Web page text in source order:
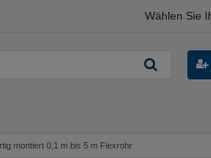
Wählen Sie
montiert 0,1 m bis 5 m Flexrohr